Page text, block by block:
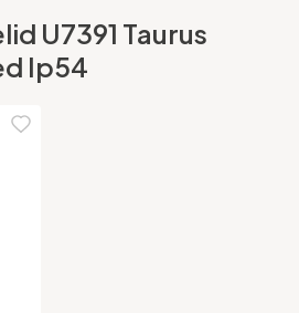
U7391 Taurus
Ip54